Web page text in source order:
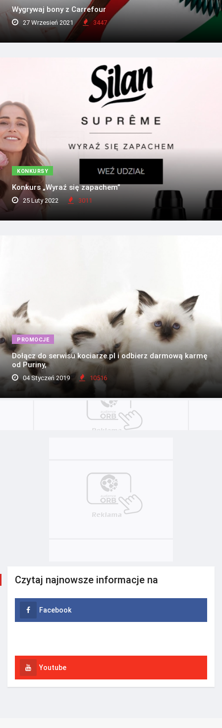
Wygrywaj bony z Carrefour
27 Wrzesień 2021 3447
KONKURSY
Konkurs „Wyraź się zapachem”
25 Luty 2022 3011
PROMOCJE
Dołącz do serwisu kociarze.pl i odbierz darmową karmę
od Puriny,
04 Styczeń 2019 10516
Czytaj najnowsze informacje na
Facebook
Youtube